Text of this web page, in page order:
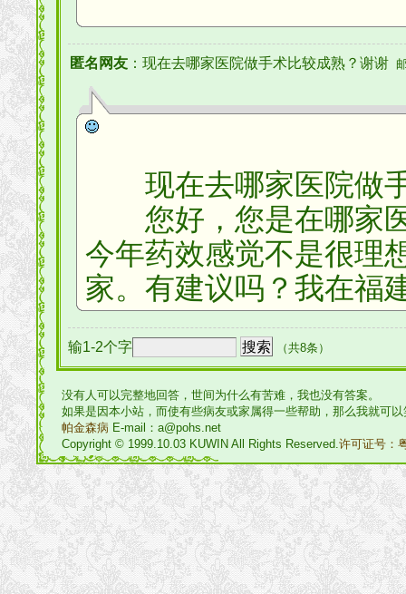
匿名网友 ：现在去哪家医院做手术比较成熟？谢谢
现在去哪家医院做
您好，您是在哪家医
今年药效感觉不是很理
家。有建议吗？我在福
输1-2个字 （共8条）
没有人可以完整地回答，世间为什么有苦难，我也没有答案。
如果是因本小站，而使有些病友或家属得一些帮助，那么我就可
帕金森病 E-mail：a@pohs.net
Copyright © 1999.10.03 KUWIN All Rights Reserved.许可证号：